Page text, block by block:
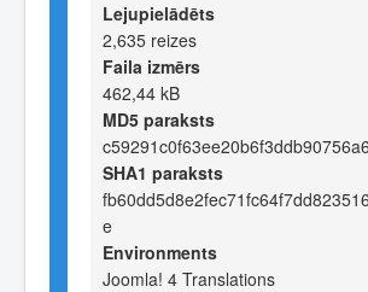
Lejupielādēts
2,635 reizes
Faila izmērs
462,44 kB
MD5 paraksts
SHA1 paraksts
e
Environments
Joomla! 4 Translations